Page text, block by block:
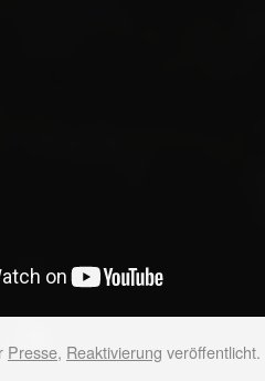
Presse, Reaktivierung